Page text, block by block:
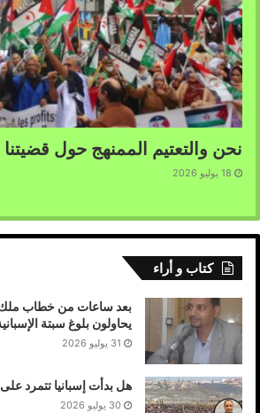
نحن والتعتيم الممنهج حول قضيتنا
18 يوليو 2026
كتاب و أراء
بعد ساعات من خطاب ملك
يحاولون بلوغ سبتة
31 يوليو 2026
هل بدأت إسبانيا تتمرد
30 يوليو 2026